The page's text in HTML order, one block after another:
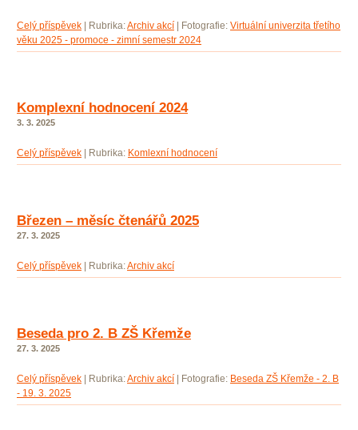
Celý příspěvek Rubrika:Archiv akcí Fotografie: Virtuální univerzita třetího
věku 2025 - promoce - zimní semestr 2024
Komplexní hodnocení 2024
3. 3. 2025
Celý příspěvek Rubrika: Komlexní hodnocení
Březen – měsíc čtenářů 2025
27. 3. 2025
Celý příspěvek Rubrika:Archiv akcí
Beseda pro 2. B ZŠ Křemže
27. 3. 2025
Celý příspěvek Rubrika:Archiv akcí Fotografie: Beseda ZŠ Křemže - 2. B
- 19. 3. 2025